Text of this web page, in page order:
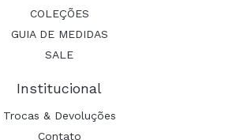
COLEÇÕES
GUIA DE MEDIDAS
SALE
Institucional
Trocas & Devoluções
Contato